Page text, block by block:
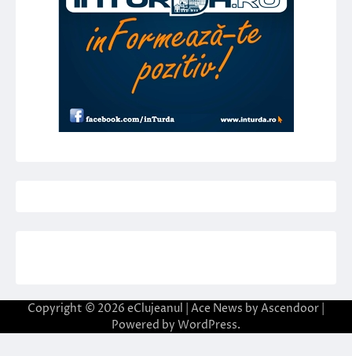
Copyright © 2026 eClujeanul | Ace News by Ascendoor
Powered by WordPress.